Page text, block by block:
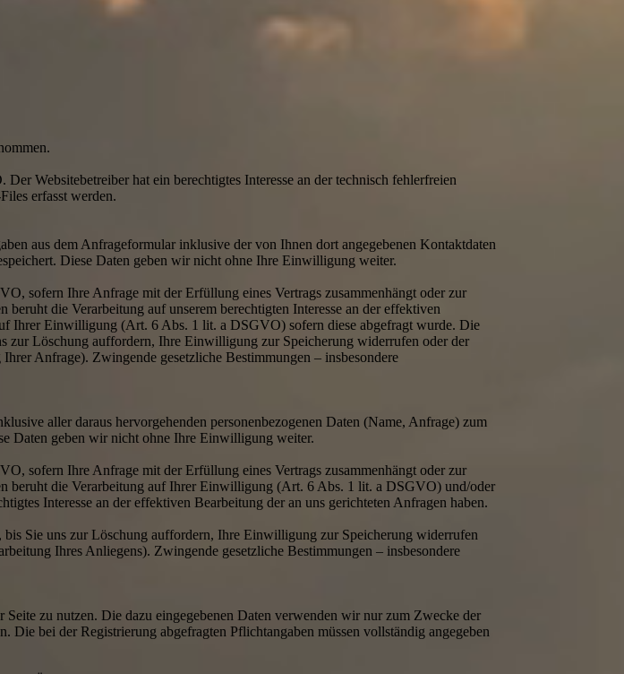
Websitebetreiber hat ein berechtigtes Interesse an der technisch fehlerfreien
erfasst werden.
aus dem Anfrageformular inklusive der von Ihnen dort angegebenen Kontaktdaten
Diese Daten geben wir nicht ohne Ihre Einwilligung weiter.
sofern Ihre Anfrage mit der Erfüllung eines Vertrags zusammenhängt oder zur
die Verarbeitung auf unserem berechtigten Interesse an der effektiven
Ihrer Einwilligung (Art. 6 Abs. 1 lit. a DSGVO) sofern diese abgefragt wurde. Die
zur Löschung auffordern, Ihre Einwilligung zur Speicherung widerrufen oder der
Anfrage). Zwingende gesetzliche Bestimmungen – insbesondere
aller daraus hervorgehenden personenbezogenen Daten (Name, Anfrage) zum
Daten geben wir nicht ohne Ihre Einwilligung weiter.
sofern Ihre Anfrage mit der Erfüllung eines Vertrags zusammenhängt oder zur
beruht die Verarbeitung auf Ihrer Einwilligung (Art. 6 Abs. 1 lit. a DSGVO) und/oder
Interesse an der effektiven Bearbeitung der an uns gerichteten Anfragen haben.
Sie uns zur Löschung auffordern, Ihre Einwilligung zur Speicherung widerrufen
Ihres Anliegens). Zwingende gesetzliche Bestimmungen – insbesondere
zu nutzen. Die dazu eingegebenen Daten verwenden wir nur zum Zwecke der
bei der Registrierung abgefragten Pflichtangaben müssen vollständig angegeben